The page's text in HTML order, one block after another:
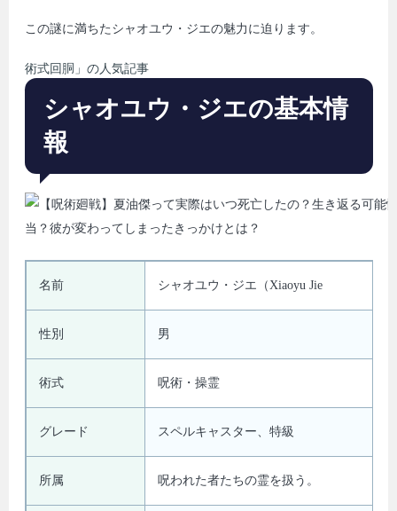
この謎に満ちたシャオユウ・ジエの魅力に迫ります。
術式回胴」の人気記事
シャオユウ・ジエの基本情
報
名前 シャオユウ・ジエ（Xiaoyu Jie
性別 男
術式 呪術・操霊
グレード スペルキャスター、特級
所属 呪われた者たちの霊を扱う。